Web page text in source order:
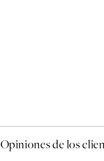
Opiniones de los